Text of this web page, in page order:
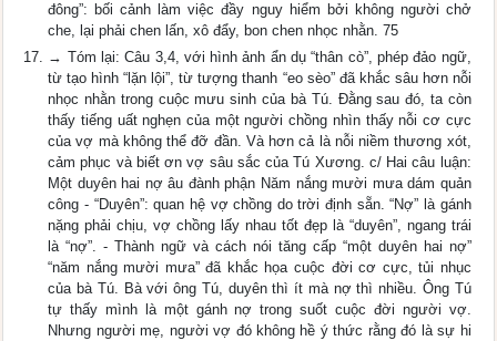
đông”: bối cảnh làm việc đầy nguy hiểm bởi không người chở
che, lại phải chen lấn, xô đẩy, bon chen nhọc nhằn. 75
→ Tóm lại: Câu 3,4, với hình ảnh ẩn dụ “thân cò”, phép đảo ngữ,
từ tạo hình “lặn lội”, từ tượng thanh “eo sèo” đã khắc sâu hơn nỗi
nhọc nhằn trong cuộc mưu sinh của bà Tú. Đằng sau đó, ta còn
thấy tiếng uất nghẹn của một người chồng nhìn thấy nỗi cơ cực
của vợ mà không thể đỡ đần. Và hơn cả là nỗi niềm thương xót,
cảm phục và biết ơn vợ sâu sắc của Tú Xương. c/ Hai câu luận:
Một duyên hai nợ âu đành phận Năm nắng mười mưa dám quản
công - “Duyên”: quan hệ vợ chồng do trời định sẵn. “Nợ” là gánh
nặng phải chịu, vợ chồng lấy nhau tốt đẹp là “duyên”, ngang trái
là “nợ”. - Thành ngữ và cách nói tăng cấp “một duyên hai nợ”
“năm nắng mười mưa” đã khắc họa cuộc đời cơ cực, tủi nhục
của bà Tú. Bà với ông Tú, duyên thì ít mà nợ thì nhiều. Ông Tú
tự thấy mình là một gánh nợ trong suốt cuộc đời người vợ.
Nhưng người mẹ, người vợ đó không hề ý thức rằng đó là sự hi